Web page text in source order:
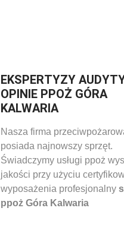
EKSPERTYZY
OPINIE PPOŻ GÓRA
KALWARIA
Nasza firma
posiada najnowszy sprzęt.
Świadczymy usługi ppoż
jakości przy użyciu
wyposażenia profesjonalny
ppoż Góra Kalwaria